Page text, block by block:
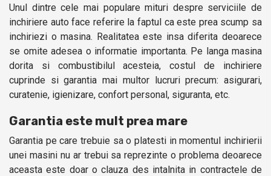
Unul dintre cele mai populare mituri despre serviciile de
inchiriere auto face referire la faptul ca este prea scump sa
inchiriezi o masina. Realitatea este insa diferita deoarece
se omite adesea o informatie importanta. Pe langa masina
dorita si combustibilul acesteia, costul de inchiriere
cuprinde si garantia mai multor lucruri precum: asigurari,
curatenie, igienizare, confort personal, siguranta, etc.
Garantia este mult prea mare
Garantia pe care trebuie sa o platesti in momentul inchirierii
unei masini nu ar trebui sa reprezinte o problema deoarece
aceasta este doar o clauza des intalnita in contractele de